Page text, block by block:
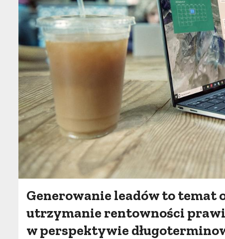
Generowanie leadów to temat
utrzymanie rentowności
w perspektywie